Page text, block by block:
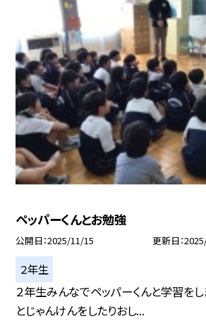
ペッパーくんとお勉強
公開日 2025/11/15 更新日
２年生
２年生みんなでペッパーくんと学習をし
とじゃんけんをしたりおし...